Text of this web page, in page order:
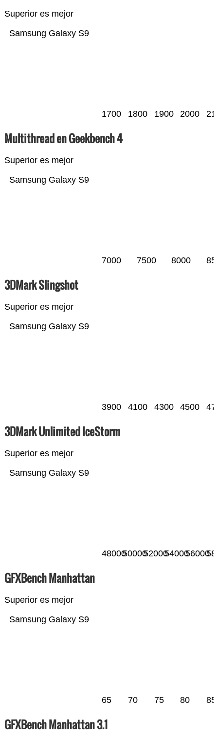
Superior es mejor
Samsung Galaxy S9
1700 1800 1900 2000
Multithread en Geekbench 4
Superior es mejor
Samsung Galaxy S9
7000 7500 8000
3DMark Slingshot
Superior es mejor
Samsung Galaxy S9
3900 4100 4300 4500
3DMark Unlimited IceStorm
Superior es mejor
Samsung Galaxy S9
4800050000520005400056000
GFXBench Manhattan
Superior es mejor
Samsung Galaxy S9
65 70 75 80 85
GFXBench Manhattan 3.1